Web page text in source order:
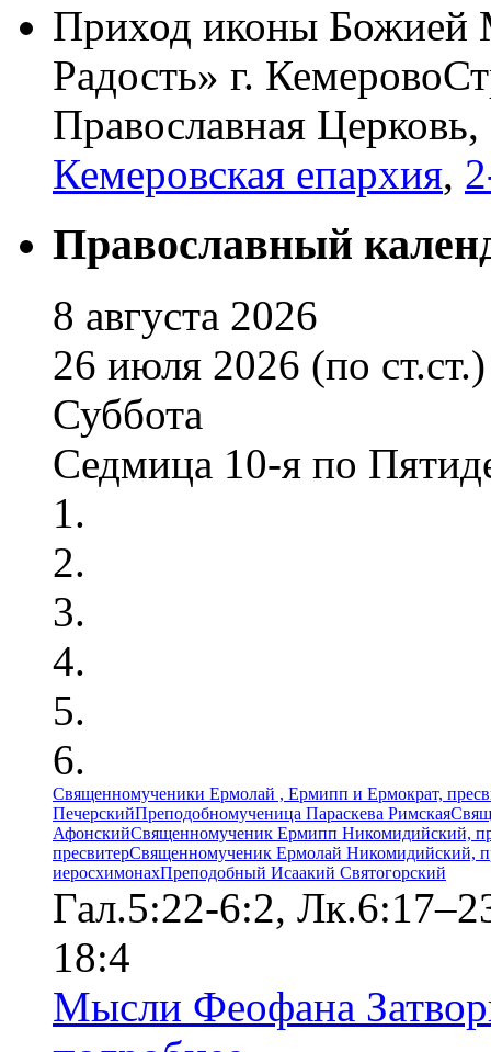
Приход иконы Божией
Радость» г. Кемерово
Православная
Кемеровская епархия,
Православный
8 августа 2026
26 июля 2026 (по ст.ст.)
Суббота
Седмица 10-я по
Священномученики Ермолай , Ермипп и Ермократ,
ПечерскийПреподобномученица Параскева Римская
АфонскийСвященномученик Ермипп Никомидийский,
пресвитерСвященномученик Ермолай Никомидийский,
иеросхимонахПреподобный Исаакий Святогорский
Гал.5:22-6:2,
18:4
Мысли Феофана